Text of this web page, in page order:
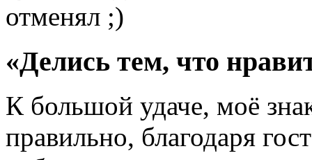
отменял ;)
«Делись тем, что
К большой удаче, моё
правильно, благодаря